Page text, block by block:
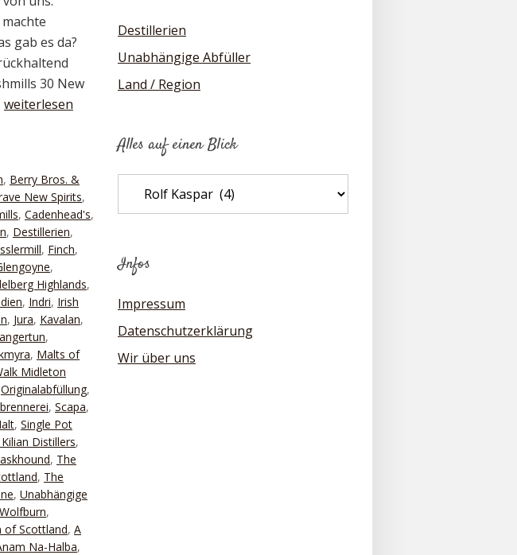
gab es da?
30 New
weiterlesen
, Berry Bros. &
New Spirits,
, Cadenhead's,
, Destillerien,
, Finch,
,
Highlands,
, Indri, Irish
, Jura, Kavalan,
,
, Malts of
Midleton
Originalabfüllung,
, Scapa,
, Single Pot
Distillers,
, The
, The
, Unabhängige
Wolfburn,
of Scottland, A
Na-Halba,
Destillerien
Unabhängige Abfüller
Land / Region
Alles auf einen Blick
Infos
Impressum
Datenschutzerklärung
Wir über uns